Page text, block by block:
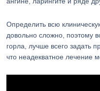
Определить всю
довольно сложно, поэтому
горла, лучше всего задать
что неадекватное лечение